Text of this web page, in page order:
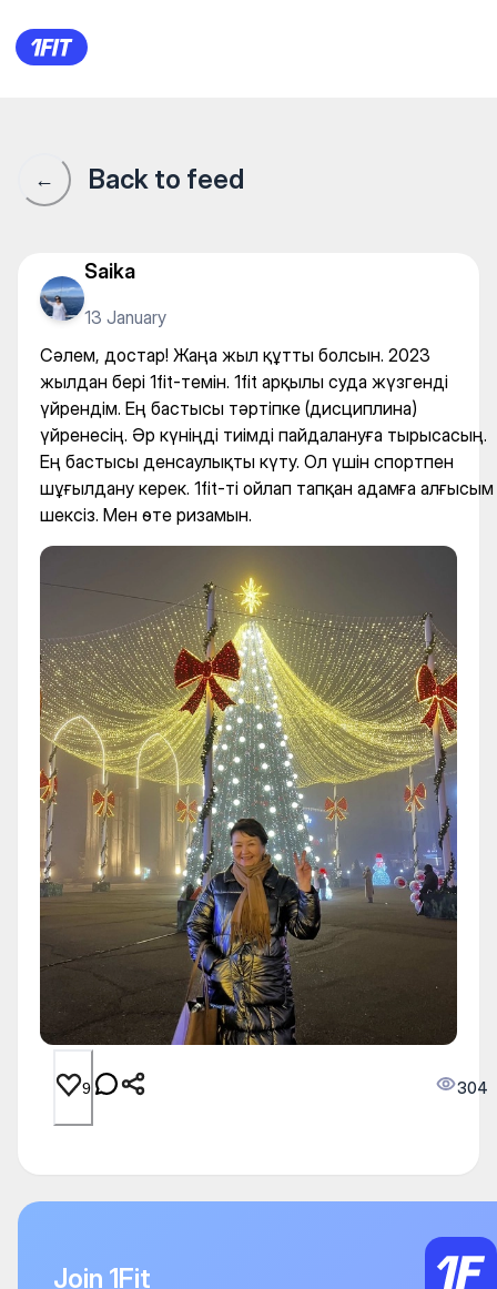
Сәлем, достар! Жаңа жыл
← Back to feed
Saika
13 January
Сәлем, достар! Жаңа жыл құтты болсын. 2023
жылдан бері 1fit-темін. 1fit арқылы суда жүзгенді
үйрендім. Ең бастысы тәртіпке (дисциплина)
үйренесің. Әр күніңді тиімді пайдалануға тырысасың.
Ең бастысы денсаулықты күту. Ол үшін спортпен
шұғылдану керек. 1fit-ті ойлап тапқан адамға алғысым
шексіз. Мен өте ризамын.
9 304
Join 1Fit